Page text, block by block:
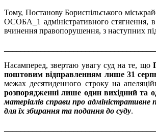
Тому, Постанову Бориспільського
ОСОБА_1 адміністративного стягнення,
вчинення правопорушення, з наступних
Насамперед, звертаю увагу суд на те, що
поштовим відправленням лише 31
межах десятиденного строку на
розпорядженні лише один вихідний та
матеріалів справи про адміністративне
для їх збирання та подання до суду.